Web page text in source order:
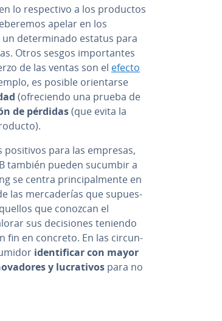
lo re­s­pe­c­ti­vo a los productos
apelar en los
de­te­r­mi­na­do estatus para
Otros sesgos im­po­r­ta­n­tes
de las ventas son el efecto
es posible orie­n­tar­se
(ofre­cie­n­do una prueba de
de pérdidas(que evita la
positivos para las empresas,
también pueden sucumbir a
se centra pri­n­ci­pa­l­me­n­te en
las me­r­ca­de­rías que su­pue­s­
que conozcan el
sus de­ci­sio­nes teniendo
fin en concreto. En las ci­r­cu­n­
ide­n­ti­fi­car con mayor
y lu­cra­ti­vos para no